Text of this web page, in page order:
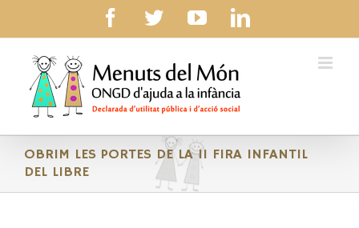
content
facebook
twitteryoutubelinkedin
OBRIM LES PORTES DE LA II FIRA INFANTIL
DEL LIBRE